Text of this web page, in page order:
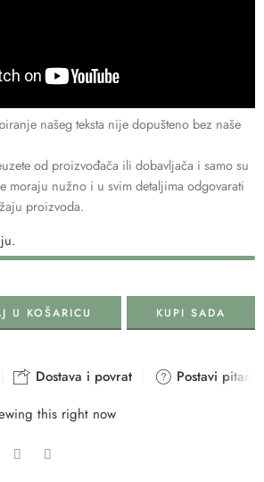
našeg teksta nije dopušteno bez naše
od proizvođača ili dobavljača i samo su
moraju nužno i u svim detaljima odgovarati
proizvoda.
U KOŠARICU KUPI SADA
Dostava i povrat
Postavi pitanje
this right now